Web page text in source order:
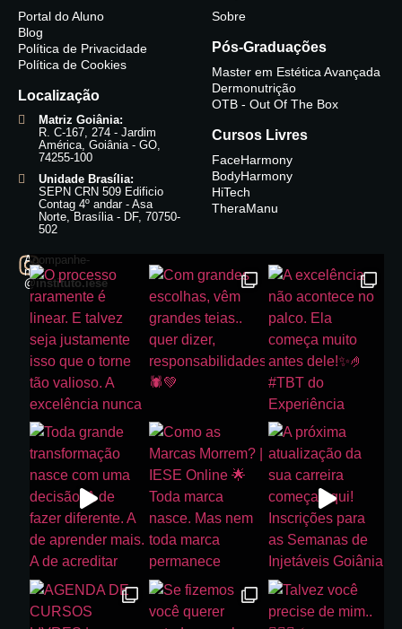
Portal do Aluno
Blog
Política de Privacidade
Política de Cookies
Localização
Matriz Goiânia:
R. C-167, 274 - Jardim
América, Goiânia - GO,
74255-100
Unidade Brasília:
SEPN CRN 509 Edificio
Contag 4º andar - Asa
Norte, Brasília - DF, 70750-
502
Sobre
Pós-Graduações
Master em Estética Avançada
Dermonutrição
OTB - Out Of The Box
Cursos Livres
FaceHarmony
BodyHarmony
HiTech
TheraManu
Acompanhe-
nos:
@instituto.iese